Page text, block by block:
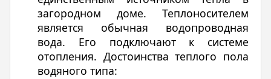
загородном доме. Теплоносителем
является обычная водопроводная
вода. Его подключают к системе
отопления. Достоинства теплого пола
водяного типа: